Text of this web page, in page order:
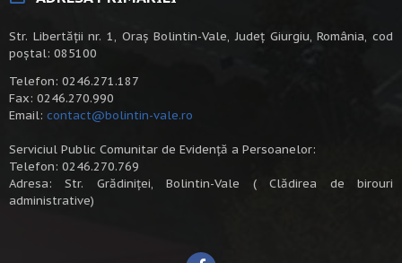
Str. Libertății nr. 1, Oraș Bolintin-Vale, Județ Giurgiu, România, cod
poștal: 085100
Telefon: 0246.271.187
Fax: 0246.270.990
Email: contact@bolintin-vale.ro
Serviciul Public Comunitar de Evidență a Persoanelor:
Telefon: 0246.270.769
Adresa: Str. Grădiniței, Bolintin-Vale ( Clădirea de birouri
administrative)